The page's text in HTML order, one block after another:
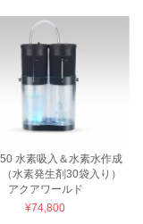
水素吸入＆水素水作成
水素発生剤30袋入り）
アクアワールド
¥74,800